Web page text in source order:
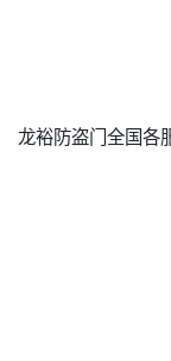
龙裕防盗门全国各